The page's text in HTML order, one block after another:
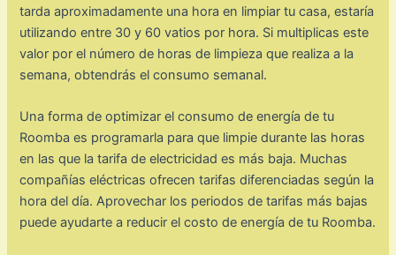
tarda aproximadamente una hora en limpiar tu casa, estaría
utilizando entre 30 y 60 vatios por hora. Si multiplicas este
valor por el número de horas de limpieza que realiza a la
semana, obtendrás el consumo semanal.
Una forma de optimizar el consumo de energía de tu
Roomba es programarla para que limpie durante las horas
en las que la tarifa de electricidad es más baja. Muchas
compañías eléctricas ofrecen tarifas diferenciadas según la
hora del día. Aprovechar los periodos de tarifas más bajas
puede ayudarte a reducir el costo de energía de tu Roomba.